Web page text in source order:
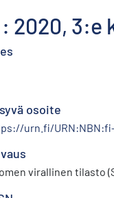
2020, 3:e
osoite
urn.fi/URN:NBN:fi-
virallinen tilasto